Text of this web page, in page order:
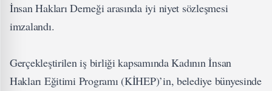
İnsan Hakları Derneği arasında iyi niyet sözleşmesi
imzalandı.
Gerçekleştirilen iş birliği kapsamında Kadının İnsan
Hakları Eğitimi Programı (KİHEP)’in, belediye bünyesinde